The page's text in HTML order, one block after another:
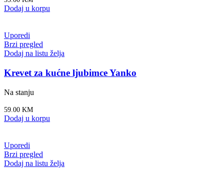
Dodaj u korpu
Uporedi
Brzi pregled
Dodaj na listu želja
Krevet za kućne ljubimce Yanko
Na stanju
59.00 KM
Dodaj u korpu
Uporedi
Brzi pregled
Dodaj na listu želja